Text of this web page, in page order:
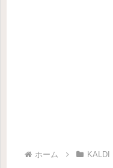
ホーム KALDI